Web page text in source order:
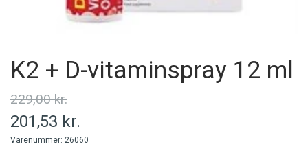
K2 + D-vitaminspray 12 ml
229,00 kr.
201,53 kr.
Varenummer: 26060